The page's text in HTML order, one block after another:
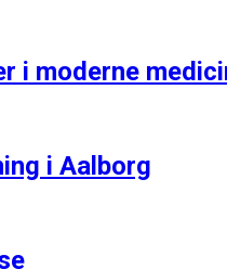
i moderne
i Aalborg